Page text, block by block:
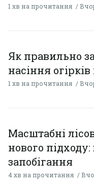
1 хв на прочитання
Як правильно
насіння
1 хв на прочитання
Масштабні
нового
запобігання
4 хв на прочитання